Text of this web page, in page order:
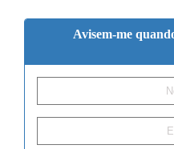
Avisem-me